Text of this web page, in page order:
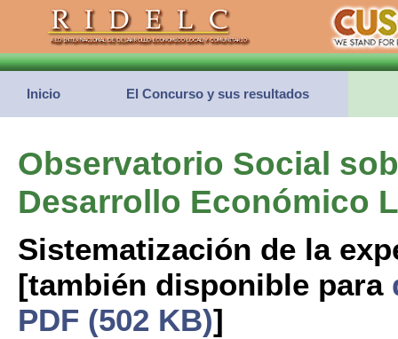
Inicio El Concurso y sus resultados
Observatorio Social
Desarrollo Económico
Sistematización de la
[también disponible para
PDF (502 KB)]